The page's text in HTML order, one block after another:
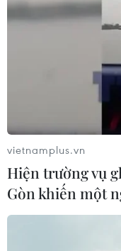
vietnamplus.vn
Hiện trường vụ
Gòn khiến một